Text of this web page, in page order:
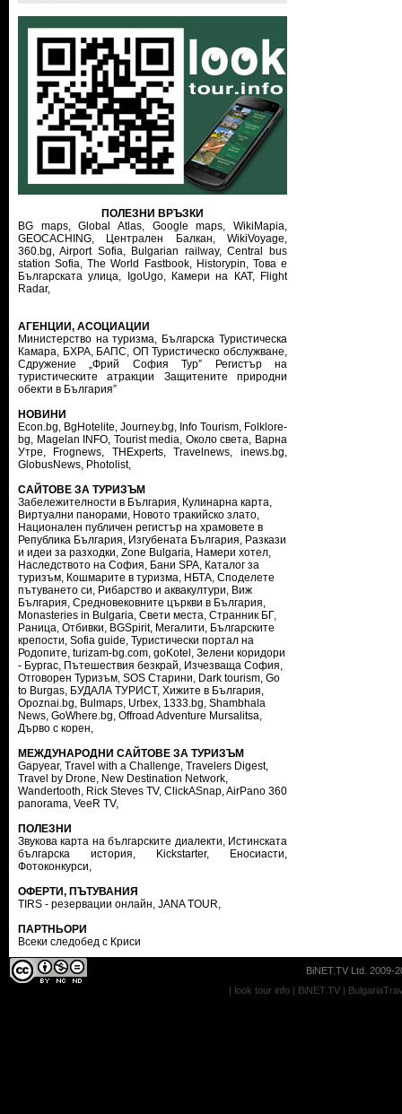
ПОЛЕЗНИ ВРЪЗКИ
BG maps,
Global Atlas, Google maps,
WikiMapia,
GEOCACHING,
Централен Балкан,
WikiVoyage,
360.bg, Airport Sofia, Bulgarian railway, Central bus
station Sofia, The World Fastbook, Historypin, Това е
Българската улица,
IgoUgo, Камери на КАТ, Flight
Radar,
АГЕНЦИИ, АСОЦИАЦИИ
Министерство на туризма, Българска Туристическа
Камара, БХРА, БАПС, ОП Туристическо обслужване,
Сдружение „Фрий София Тур”
Регистър на
туристическите атракции
Защитените природни
обекти в България”
НОВИНИ
Econ.bg, BgHotelite, Journey.bg, Info Tourism, Folklore-
bg, Magelan INFO, Tourist media, Около света, Варна
Утре, Frognews, THExperts,Travelnews, inews.bg,
GlobusNews, Photolist,
САЙТОВЕ ЗА ТУРИЗЪМ
Забележителности в България, Кулинарна карта,
Виртуални панорами, Новото тракийско злато,
Национален публичен регистър на храмовете в
Република България, Изгубената България, Разкази
и идеи за разходки, Zone Bulgaria, Намери хотел,
Наследството на София, Бани SPA, Каталог за
туризъм, Кошмарите в туризма, НБТА, Споделете
пътуването си, Рибарство и аквакултури, Виж
България, Средновековните църкви в България,
Monasteries in Bulgaria, Свети места, Странник БГ,
Раница, Отбивки, BGSpirit, Мегалити, Българските
крепости, Sofia guide, Туристически портал на
Родопите, turizam-bg.com, goKotel , Зелени коридори
- Бургас, Пътешествия безкрай, Изчезваща София,
Отговорен Туризъм, SOS Старини, Dark tourism, Go
to Burgas, БУДАЛА ТУРИСТ, Хижите в България,
Opoznai.bg, Bulmaps, Urbex, 1333.bg, Shambhala
News, GoWhere.bg, Offroad Adventure Mursalitsa,
Дърво с корен,
МЕЖДУНАРОДНИ САЙТОВЕ ЗА ТУРИЗЪМ
Gapyear, Travel with a Challenge, Travelers Digest,
Travel by Drone, New Destination Network,
Wandertooth, Rick Steves TV, ClickASnap,AirPano 360
panorama, VeeR TV,
ПОЛЕЗНИ
Звукова карта на българските диалекти, Истинската
българска история, Kickstarter, Еносиасти,
Фотоконкурси,
ОФЕРТИ, ПЪТУВАНИЯ
TIRS - резервации онлайн, JANA TOUR,
ПАРТНЬОРИ
Всеки следобед с Криси
BiNET.TV Ltd. 2009-
| look tour info | BiNET.TV |